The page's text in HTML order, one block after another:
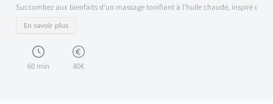
Succombez aux bienfaits d’un massage tonifiant à l’huile chaude, inspiré de
En savoir plus
60 min 80€